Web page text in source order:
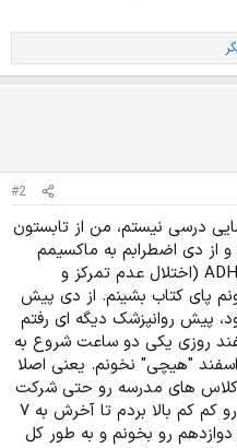
#2
درسی نیستم، من از تابستون
از دی اضطرابم به ماکسیمم
مقدارش رسید که باعث شد علائم ADHD (اختلال عدم تمرکز و
پای کتاب بشینم. از دی پیش
پیش روانپزشک دیگه ای رفتم
روزی یکی دو ساعت شروع به
"هیچی" نخونم. یعنی اصلا
کلاس های مدرسه رو حتی شرکت
نکردم. از فروردین ساعت مطالعه ام رو کم کم بالا بردم تا آخرش به ۷
رو بخونم و به طور کل